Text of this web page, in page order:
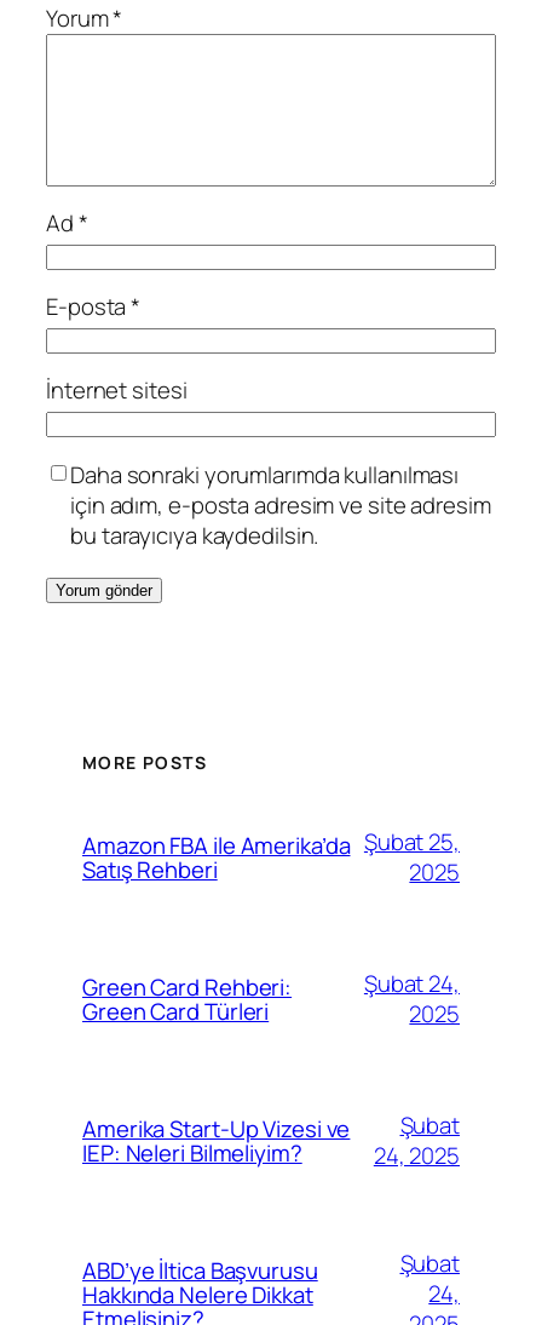
Yorum*
Ad*
E-posta*
İnternet sitesi
Daha sonraki yorumlarımda kullanılması
için adım, e-posta adresim ve site adresim
bu tarayıcıya kaydedilsin.
MORE POSTS
Amazon FBA ile Amerika’da
Satış Rehberi
Şubat 25,
2025
Green Card Rehberi:
Green Card Türleri
Şubat 24,
2025
Amerika Start-Up Vizesi ve
IEP: Neleri Bilmeliyim?
Şubat
24, 2025
ABD’ye İltica Başvurusu
Hakkında Nelere Dikkat
Etmelisiniz?
Şubat
24,